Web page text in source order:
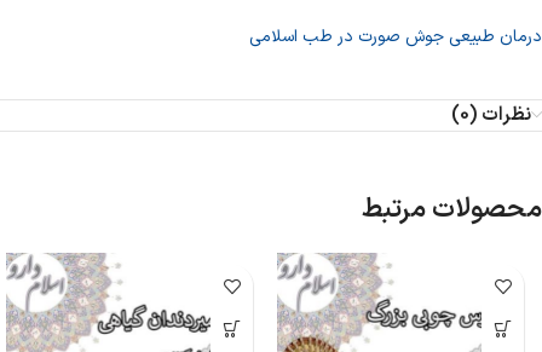
درمان طبیعی جوش صورت در طب اسلامی
نظرات (0)
محصولات مرتبط